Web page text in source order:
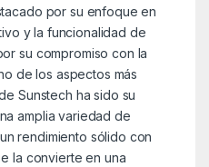
por su enfoque en
y la funcionalidad de
su compromiso con la
de los aspectos más
Sunstech ha sido su
amplia variedad de
rendimiento sólido con
la convierte en una